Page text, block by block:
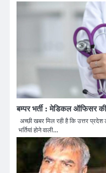
बम्पर भर्ती : मेडिकल ऑफिसर
अच्छी खबर मिल रही है कि उत्तर
भर्तियां होने वाली…